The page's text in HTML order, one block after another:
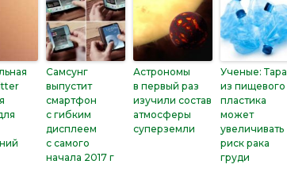
Самсунг
выпустит
смартфон
с гибким
дисплеем
с самого
начала 2017 г
Астрономы
в первый раз
изучили состав
атмосферы
суперземли
Ученые: Тара
из пищевого
пластика
может
увеличивать
риск рака
груди